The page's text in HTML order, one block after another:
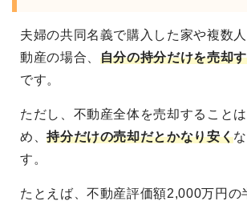
夫婦の共同名義で購入した家や複数
動産の場合、 自分の持分だけを売却
です。
ただし、不動産全体を売却すること
め、持分だけの売却だとかなり安く
す。
たとえば、不動産評価額2,000万円の